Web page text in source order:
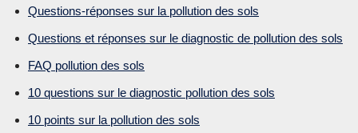
Questions-réponses sur la pollution des sols
Questions et réponses sur le diagnostic de pollution des sols
FAQ pollution des sols
10 questions sur le diagnostic pollution des sols
10 points sur la pollution des sols